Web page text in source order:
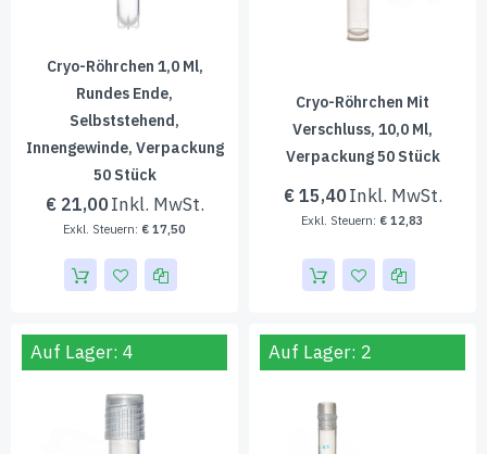
Cryo-Röhrchen 1,0 Ml,
Rundes Ende,
Selbststehend,
Innengewinde, Verpackung
50 Stück
€ 21,00
€ 17,50
Cryo-Röhrchen Mit
Verschluss, 10,0 Ml,
Verpackung 50 Stück
€ 15,40
€ 12,83
Auf Lager: 4 Auf Lager: 2